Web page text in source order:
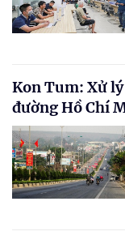
Kon Tum: Xử
đường Hồ Chí